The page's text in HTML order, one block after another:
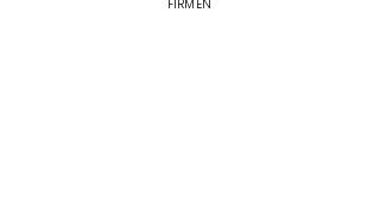
FIRMEN